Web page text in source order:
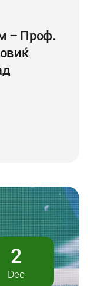
– Проф.
2
Dec